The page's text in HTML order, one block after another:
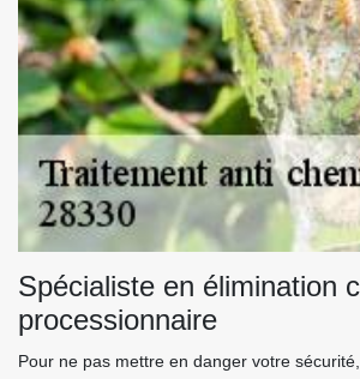
Spécialiste en élimination
processionnaire
Pour ne pas mettre en danger votre